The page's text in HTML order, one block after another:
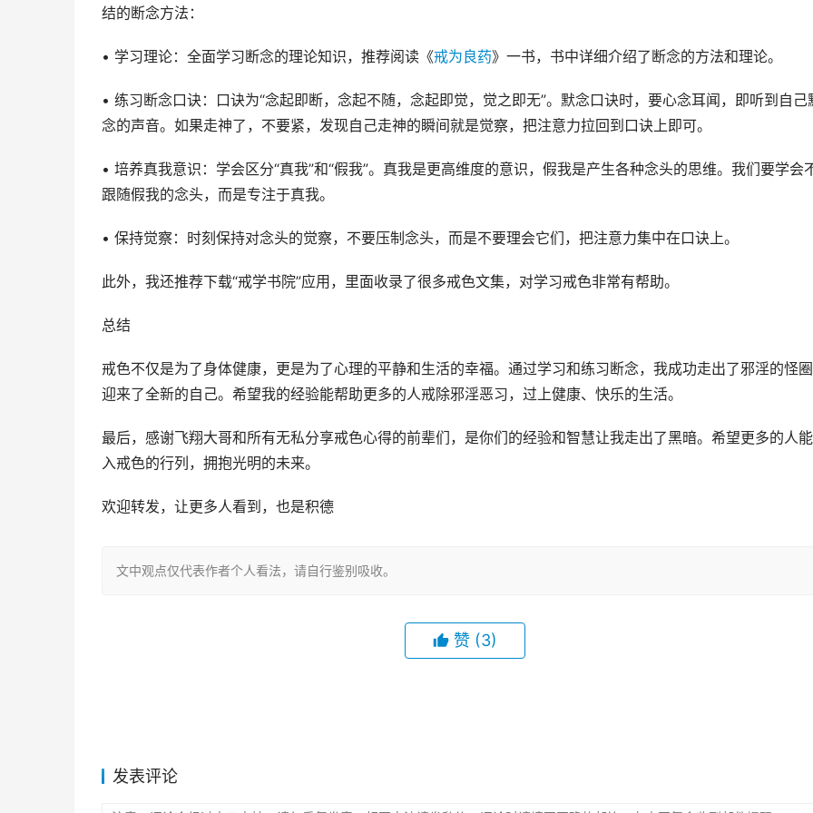
结的断念方法：
• 学习理论：全面学习断念的理论知识，推荐阅读《戒为良药》一书，书中详细介绍了断念的方法和理论。
• 练习断念口诀：口诀为“念起即断，念起不随，念起即觉，觉之即无”。默念口诀时，要心念耳闻，即听到自己
念的声音。如果走神了，不要紧，发现自己走神的瞬间就是觉察，把注意力拉回到口诀上即可。
• 培养真我意识：学会区分“真我”和“假我”。真我是更高维度的意识，假我是产生各种念头的思维。我们要学会
跟随假我的念头，而是专注于真我。
• 保持觉察：时刻保持对念头的觉察，不要压制念头，而是不要理会它们，把注意力集中在口诀上。
此外，我还推荐下载“戒学书院”应用，里面收录了很多戒色文集，对学习戒色非常有帮助。
总结
戒色不仅是为了身体健康，更是为了心理的平静和生活的幸福。通过学习和练习断念，我成功走出了邪淫的怪圈
迎来了全新的自己。希望我的经验能帮助更多的人戒除邪淫恶习，过上健康、快乐的生活。
最后，感谢飞翔大哥和所有无私分享戒色心得的前辈们，是你们的经验和智慧让我走出了黑暗。希望更多的人
入戒色的行列，拥抱光明的未来。
欢迎转发，让更多人看到，也是积德
文中观点仅代表作者个人看法，请自行鉴别吸收。
赞 (3)
发表评论